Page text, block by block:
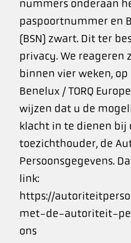
nummers onderaan
paspoortnummer en
(BSN) zwart. Dit ter
privacy. We reageren
binnen vier weken, op
Benelux / TORQ
wijzen dat u de
klacht in te dienen bij
toezichthouder, de
Persoonsgegevens.
link:
https://
met-de-autoriteit-
ons